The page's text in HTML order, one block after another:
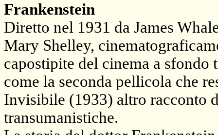
Frankenstein
Diretto nel 1931 da James
Mary Shelley,
capostipite del cinema a sfondo
come la seconda pellicola che
Invisibile (1933) altro racconto
transumanistiche.